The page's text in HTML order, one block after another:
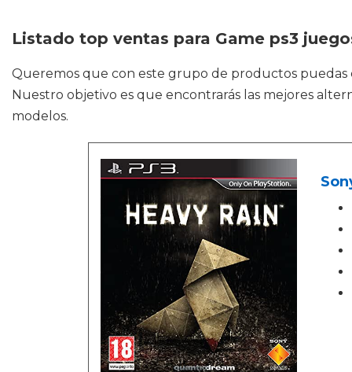
Listado top ventas para Game ps3
Queremos que con este grupo de productos
Nuestro objetivo es que encontrarás las mejores
modelos.